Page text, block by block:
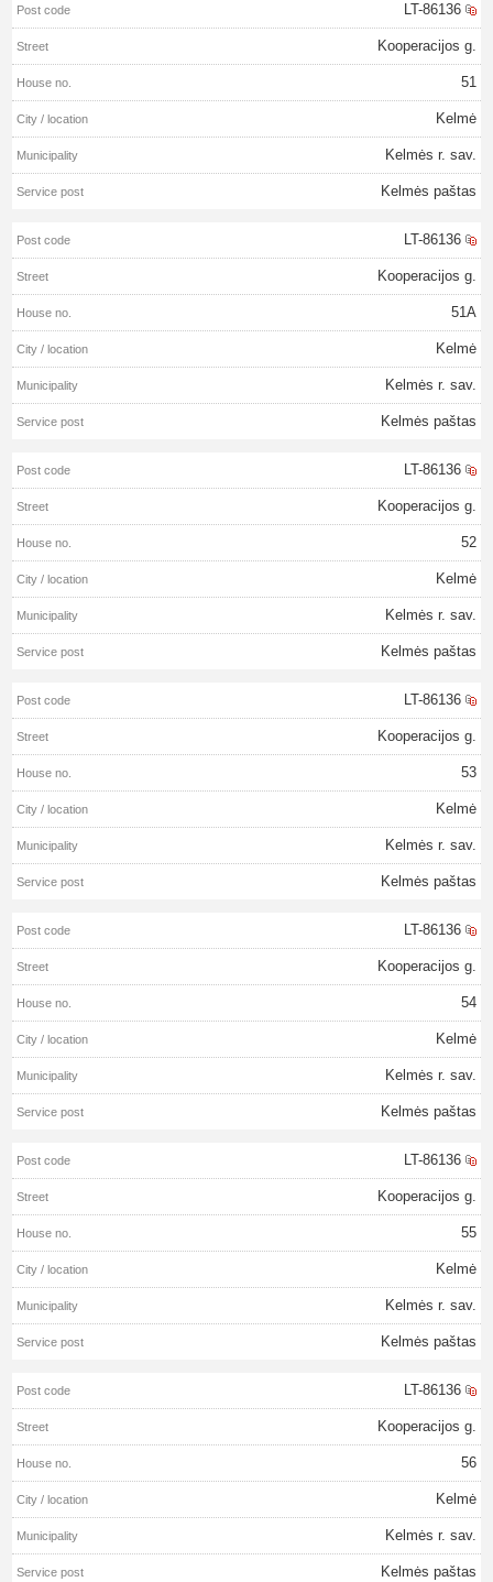
LT-86136
Kooperacijos g.
51
Kelmė
Kelmės r. sav.
Kelmės paštas
LT-86136
Kooperacijos g.
51A
Kelmė
Kelmės r. sav.
Kelmės paštas
LT-86136
Kooperacijos g.
52
Kelmė
Kelmės r. sav.
Kelmės paštas
LT-86136
Kooperacijos g.
53
Kelmė
Kelmės r. sav.
Kelmės paštas
LT-86136
Kooperacijos g.
54
Kelmė
Kelmės r. sav.
Kelmės paštas
LT-86136
Kooperacijos g.
55
Kelmė
Kelmės r. sav.
Kelmės paštas
LT-86136
Kooperacijos g.
56
Kelmė
Kelmės r. sav.
Kelmės paštas